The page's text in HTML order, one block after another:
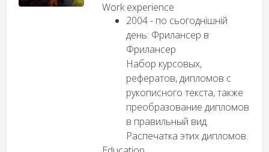
Work experience
2004 - по сьогоднішній
день: Фрилансер в
Фрилансер
Набор курсовых,
рефератов, дипломов с
рукописного текста, также
преобразование дипломов
в правильный вид.
Распечатка этих дипломов.